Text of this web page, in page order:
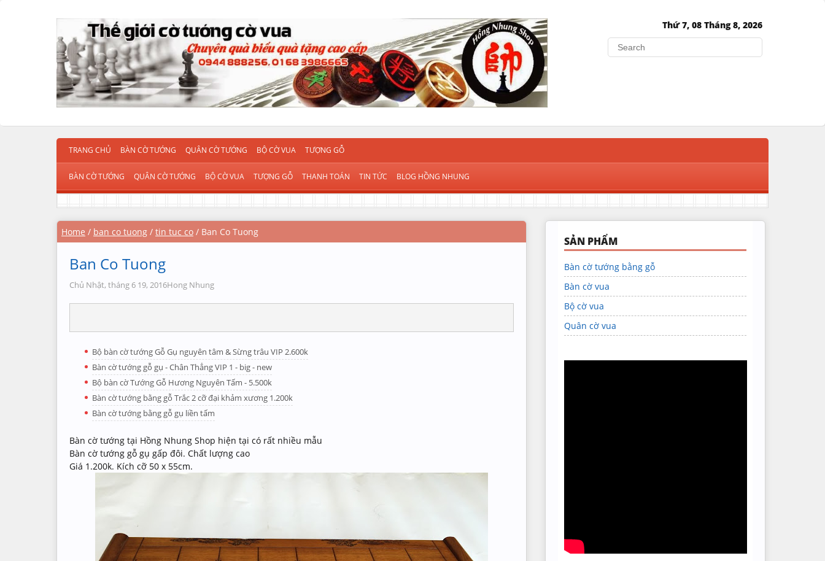
Thứ 7, 08 Tháng 8, 2026
Search
TRANG CHỦ BÀN CỜ TƯỚNG QUÂN CỜ TƯỚNG BỘ CỜ VUA TƯỢNG GỖ
BÀN CỜ TƯỚNG QUÂN CỜ TƯỚNG BỘ CỜ VUA TƯỢNG GỖ THANH TOÁN TIN TỨC BLOG HỒNG NHUNG
Home / ban co tuong / tin tuc co / Ban Co Tuong
Ban Co Tuong
Chủ Nhật, tháng 6 19, 2016Hong Nhung
Bộ bàn cờ tướng Gỗ Gụ nguyên tâm & Sừng trâu VIP 2.600k
Bàn cờ tướng gỗ gụ - Chân Thẳng VIP 1 - big - new
Bộ bàn cờ Tướng Gỗ Hương Nguyên Tấm - 5.500k
Bàn cờ tướng bằng gỗ Trắc 2 cỡ đại khảm xương 1.200k
Bàn cờ tướng bằng gỗ gụ liền tấm
Bàn cờ tướng tại Hồng Nhung Shop hiện tại có rất nhiều mẫu
Bàn cờ tướng gỗ gụ gấp đôi. Chất lượng cao
Giá 1.200k. Kích cỡ 50 x 55cm.
SẢN PHẨM
Bàn cờ tướng bằng gỗ
Bàn cờ vua
Bộ cờ vua
Quân cờ vua